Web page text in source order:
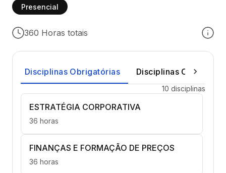
Presencial
360 Horas totais
Disciplinas Obrigatórias Disciplinas Optativas
10 disciplinas
ESTRATÉGIA CORPORATIVA
36 horas
FINANÇAS E FORMAÇÃO DE PREÇOS
36 horas